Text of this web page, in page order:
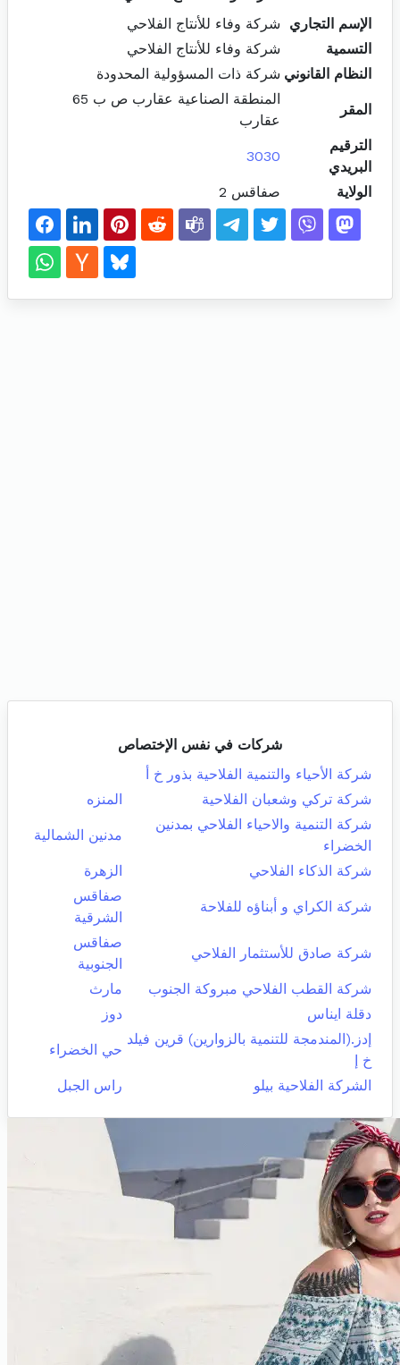
الإسم التجاري
شركة وفاء للأنتاج الفلاحي
التسمية
شركة وفاء للأنتاج الفلاحي
النظام القانوني شركة ذات المسؤولية المحدودة
المقر
المنطقة الصناعية عقارب ص ب 65
عقارب
الترقيم
البريدي
3030
الولاية صفاقس 2
شركات في نفس الإختصاص
شركة الأحياء والتنمية الفلاحية بذور خ أ
شركة تركي وشعبان الفلاحية
المنزه
شركة التنمية والاحياء الفلاحي بمدنين
الخضراء
مدنين الشمالية
شركة الذكاء الفلاحي الزهرة
شركة الكراي و أبناؤه للفلاحة
صفاقس
الشرقية
شركة صادق للأستثمار الفلاحي
صفاقس
الجنوبية
شركة القطب الفلاحي مبروكة الجنوب
مارث
دقلة ايناس
دوز
إدز.(المندمجة للتنمية بالزوارين) قرين فيلد
خ إ
حي الخضراء
الشركة الفلاحية بيلو راس الجبل